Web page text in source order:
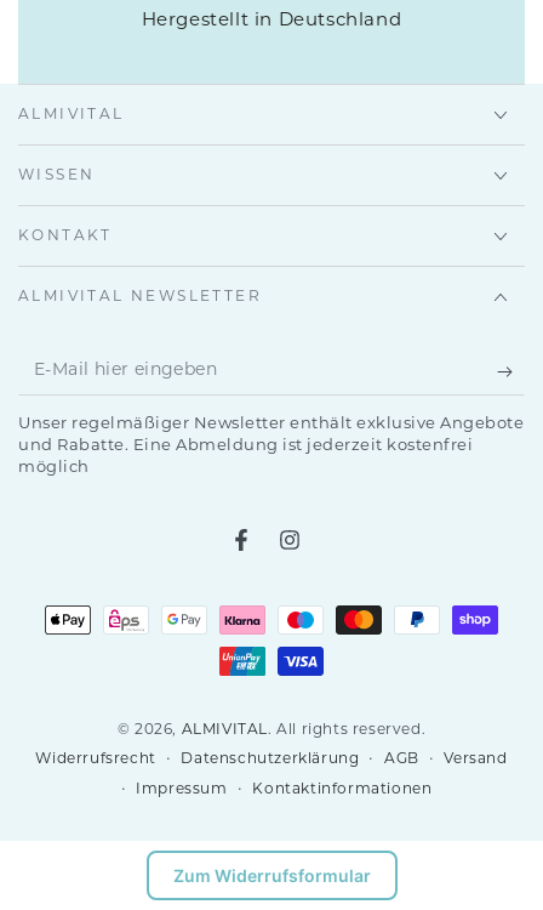
Hergestellt in Deutschland
ALMIVITAL
WISSEN
KONTAKT
ALMIVITAL NEWSLETTER
E-
Mail
hier
eingeben
Unser regelmäßiger Newsletter enthält exklusive Angebote
und Rabatte. Eine Abmeldung ist jederzeit kostenfrei
möglich
FacebookInstagram
© 2026, ALMIVITAL. All rights reserved.
Widerrufsrecht
Datenschutzerklärung AGB Versand
Impressum Kontaktinformationen
Zahlungsmöglichkeiten
Zum Widerrufsformular